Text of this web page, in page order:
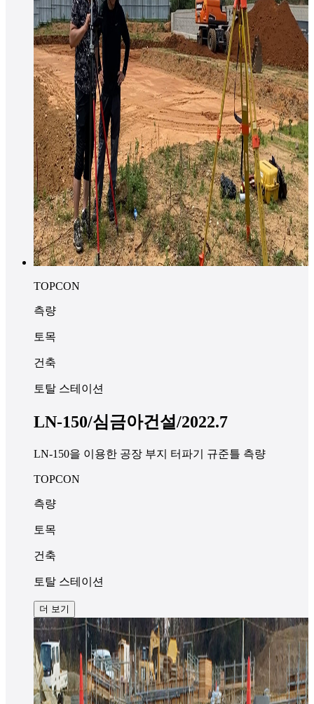
TOPCON
측량
토목
건축
토탈 스테이션
LN-150/심금아건설/2022.7
LN-150을 이용한 공장 부지 터파기 규준틀 측량
TOPCON
측량
토목
건축
토탈 스테이션
더 보기